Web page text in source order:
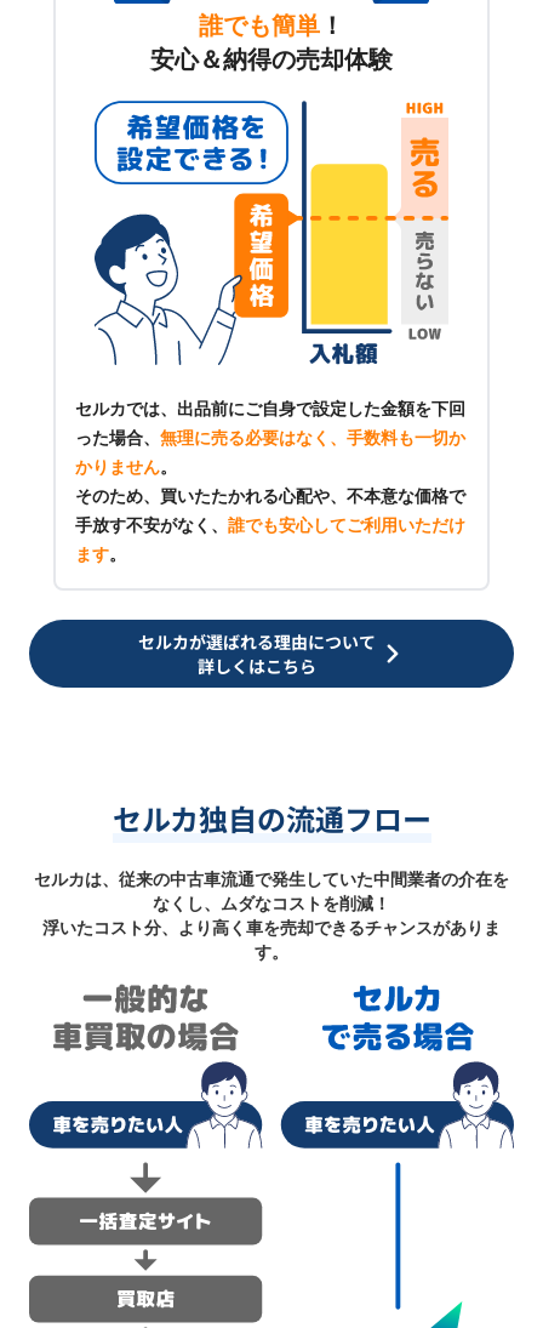
誰でも簡単 ！
安心＆納得の売却体験
セルカでは、出品前にご自身で設定した金額を下回
った場合、 無理に売る必要はなく、手数料も一切か
かりません。
そのため、買いたたかれる心配や、不本意な価格で
手放す不安がなく、 誰でも安心してご利用いただけ
ます。
セルカが選ばれる理由について
詳しくはこちら
セルカ独自の流通フロー
セルカは、従来の中古車流通で発生していた中間業者の介在を
なくし、ムダなコストを削減！
浮いたコスト分、より高く車を売却できるチャンスがありま
す。